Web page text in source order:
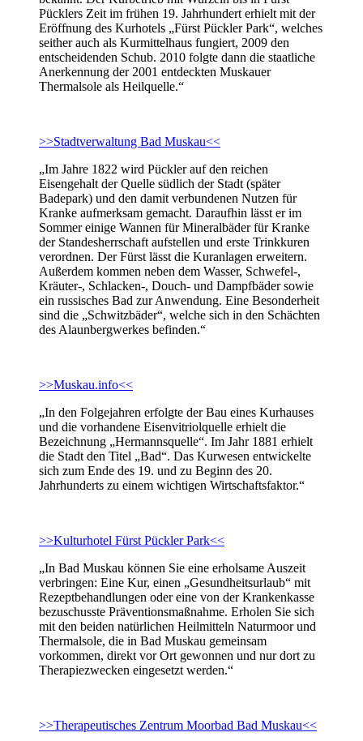
Pücklers Zeit im frühen 19. Jahrhundert erhielt mit der
Eröffnung des Kurhotels „Fürst Pückler Park“, welches
seither auch als Kurmittelhaus fungiert, 2009 den
entscheidenden Schub. 2010 folgte dann die staatliche
Anerkennung der 2001 entdeckten Muskauer
Thermalsole als Heilquelle.“
>>Stadtverwaltung Bad Muskau<<
„Im Jahre 1822 wird Pückler auf den reichen
Eisengehalt der Quelle südlich der Stadt (später
Badepark) und den damit verbundenen Nutzen für
Kranke aufmerksam gemacht. Daraufhin lässt er im
Sommer einige Wannen für Mineralbäder für Kranke
der Standesherrschaft aufstellen und erste Trinkkuren
verordnen. Der Fürst lässt die Kuranlagen erweitern.
Außerdem kommen neben dem Wasser, Schwefel-,
Kräuter-, Schlacken-, Douch- und Dampfbäder sowie
ein russisches Bad zur Anwendung. Eine Besonderheit
sind die „Schwitzbäder“, welche sich in den Schächten
des Alaunbergwerkes befinden.“
>>Muskau.info<<
„In den Folgejahren erfolgte der Bau eines Kurhauses
und die vorhandene Eisenvitriolquelle erhielt die
Bezeichnung „Hermannsquelle“. Im Jahr 1881 erhielt
die Stadt den Titel „Bad“. Das Kurwesen entwickelte
sich zum Ende des 19. und zu Beginn des 20.
Jahrhunderts zu einem wichtigen Wirtschaftsfaktor.“
>>Kulturhotel Fürst Pückler Park<<
„In Bad Muskau können Sie eine erholsame Auszeit
verbringen: Eine Kur, einen „Gesundheitsurlaub“ mit
Rezeptbehandlungen oder eine von der Krankenkasse
bezuschusste Präventionsmaßnahme. Erholen Sie sich
mit den beiden natürlichen Heilmitteln Naturmoor und
Thermalsole, die in Bad Muskau gemeinsam
vorkommen, direkt vor Ort gewonnen und nur dort zu
Therapiezwecken eingesetzt werden.“
>>Therapeutisches Zentrum Moorbad Bad Muskau<<